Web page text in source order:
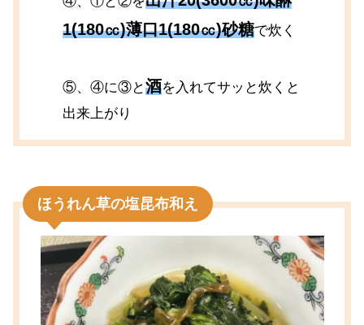
1(180㏄)薄口1(180㏄)砂糖で炊く
⑤、④に③と酒を入れてサッと炊くと
出来上がり
ほうれん草の塩昆布和え